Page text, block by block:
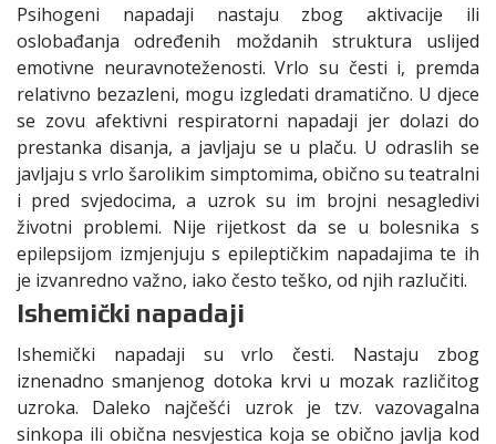
Psihogeni napadaji nastaju zbog aktivacije ili
oslobađanja određenih moždanih struktura uslijed
emotivne neuravnoteženosti. Vrlo su česti i, premda
relativno bezazleni, mogu izgledati dramatično. U djece
se zovu afektivni respiratorni napadaji jer dolazi do
prestanka disanja, a javljaju se u plaču. U odraslih se
javljaju s vrlo šarolikim simptomima, obično su teatralni
i pred svjedocima, a uzrok su im brojni nesagledivi
životni problemi. Nije rijetkost da se u bolesnika s
epilepsijom izmjenjuju s epileptičkim napadajima te ih
je izvanredno važno, iako često teško, od njih razlučiti.
Ishemički napadaji
Ishemički napadaji su vrlo česti. Nastaju zbog
iznenadno smanjenog dotoka krvi u mozak različitog
uzroka. Daleko najčešći uzrok je tzv. vazovagalna
sinkopa ili obična nesvjestica koja se obično javlja kod